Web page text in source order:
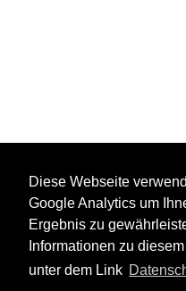
Diese Webseite
Google Analytics um
Ergebnis zu
Informationen zu
unter dem Link